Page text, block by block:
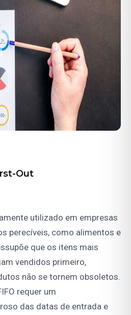
Out
utilizado em empresas
perecíveis, como alimentos e
que os itens mais
vendidos primeiro,
não se tornem obsoletos.
requer um
das datas de entrada e